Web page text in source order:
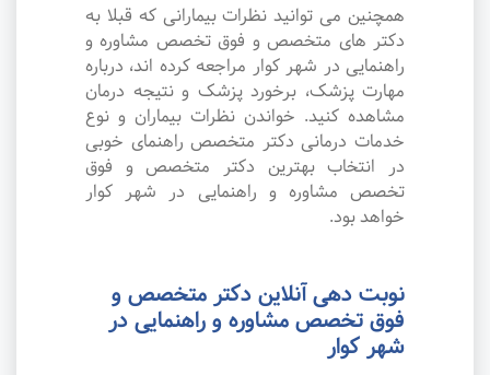
همچنین می توانید نظرات بیمارانی که قبلا به
دکتر های متخصص و فوق تخصص مشاوره و
راهنمایی در شهر کوار مراجعه کرده اند، درباره
مهارت پزشک، برخورد پزشک و نتیجه درمان
مشاهده کنید. خواندن نظرات بیماران و نوع
خدمات درمانی دکتر متخصص راهنمای خوبی
در انتخاب بهترین دکتر متخصص و فوق
تخصص مشاوره و راهنمایی در شهر کوار
خواهد بود.
نوبت دهی آنلاین دکتر متخصص و
فوق تخصص مشاوره و راهنمایی در
شهر کوار